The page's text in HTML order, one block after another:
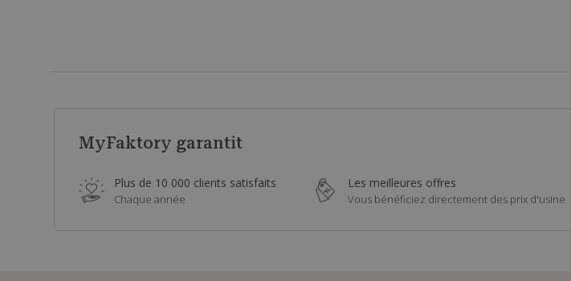
MyFaktory garantit
Plus de 10 000 clients satisfaits
Chaque année
Les meilleures offres
Vous bénéficiez directement des prix d'usine